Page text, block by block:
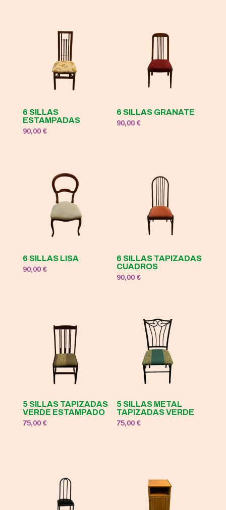
6 SILLAS
ESTAMPADAS
90,00 €
6 SILLAS GRANATE
90,00€
6 SILLAS LISA
90,00 €
6 SILLAS TAPIZADAS
CUADROS
90,00€
5 SILLAS TAPIZADAS
VERDE ESTAMPADO
75,00 €
5 SILLAS METAL
TAPIZADAS VERDE
75,00€